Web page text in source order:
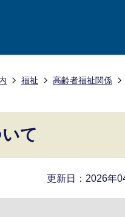
福祉 高齢者福祉関係
て
更新日：2026年